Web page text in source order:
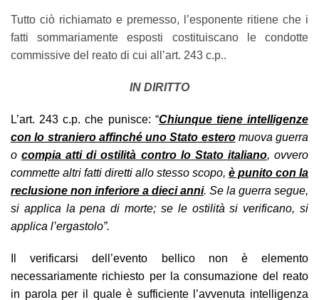
Tutto ciò richiamato e premesso, l’esponente ritiene che i
fatti sommariamente esposti costituiscano le condotte
commissive del reato di cui all’art. 243 c.p..
IN DIRITTO
L’art. 243 c.p. che punisce: “Chiunque tiene intelligenze
con lo straniero affinché uno Stato esteromuova guerra
ocompia atti di ostilità contro lo Stato italiano, ovvero
commette altri fatti diretti allo stesso scopo, è punito con la
reclusione non inferiore a dieci anni. Se la guerra segue,
si applica la pena di morte; se le ostilità si verificano, si
applica l’ergastolo”.
Il verificarsi dell’evento bellico non è elemento
necessariamente richiesto per la consumazione del reato
in parola per il quale è sufficiente l’avvenuta intelligenza